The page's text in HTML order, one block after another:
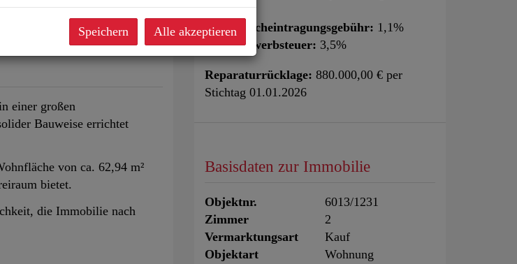
einer großen
Bauweise errichtet
von ca. 62,94 m²
bietet.
die Immobilie nach
USt.
Grundbucheintragungsgebühr: 1,1%
Grunderwerbsteuer: 3,5%
Reparaturrücklage: 880.000,00 € per
Stichtag 01.01.2026
Basisdaten zur Immobilie
Objektnr.
6013/1231
Zimmer
2
Vermarktungsart
Kauf
Objektart
Wohnung
Speichern Alle akzeptieren